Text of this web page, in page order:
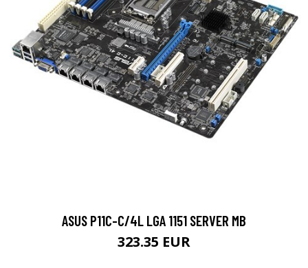
ASUS P11C-C/4L LGA 1151 SERVER MB
323.35 EUR